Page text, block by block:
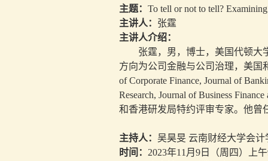
主题： To tell or not to tell?
主讲人： 张霆
主讲人介绍：
张霆，男，博士，美国代顿大
方向为公司金融与公司治理，美国
of Corporate Finance, Journal of
Research, Journal of Business
和香港研发局特约评审专家。他曾
主持人： 吴昊旻 云南财经大学会
时间： 2023年11 月 9日（周四）上午